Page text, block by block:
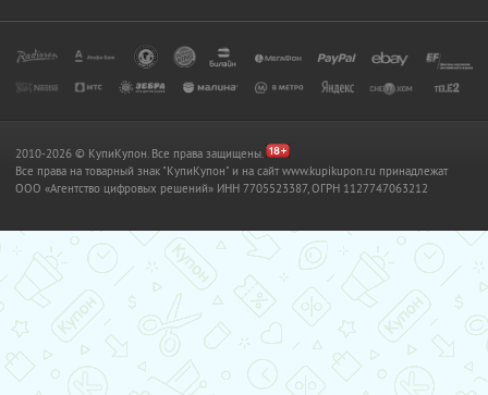
2010-2026 © КупиКупон. Все права защищены.
Все права на товарный знак "КупиКупон" и на сайт www.kupikupon.ru принадлежат
OOO «Агентство цифровых решений» ИНН 7705523387, ОГРН 1127747063212